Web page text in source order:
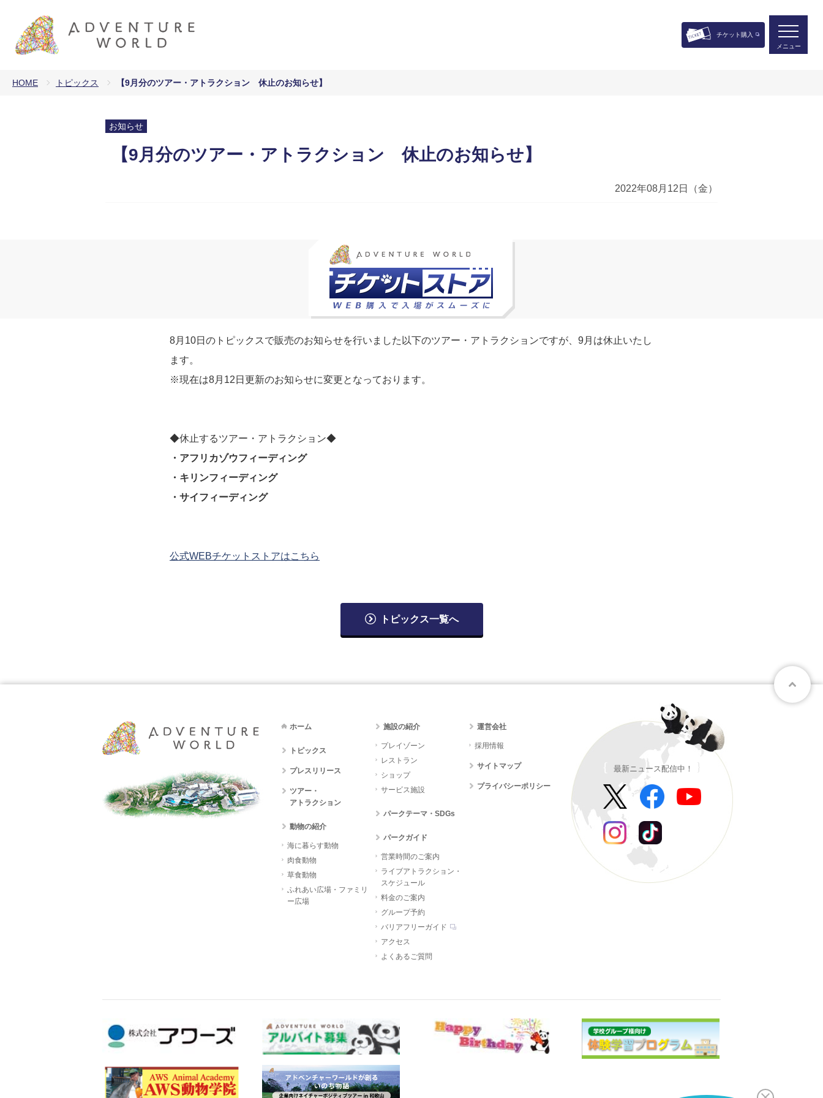
チケット購入
メニュー
HOME トピックス 【9月分のツアー・アトラクション 休止のお知らせ】
お知らせ
【9月分のツアー・アトラクション 休止のお知らせ】
2022年08月12日（金）
8月10日のトピックスで販売のお知らせを行いました以下のツアー・アトラクションですが、9月は休止いたし
ます。
※現在は8月12日更新のお知らせに変更となっております。
◆休止するツアー・アトラクション◆
・アフリカゾウフィーディング
・キリンフィーディング
・サイフィーディング
公式WEBチケットストアはこちら
トピックス一覧へ
ホーム
トピックス
プレスリリース
ツアー・
アトラクション
動物の紹介
海に暮らす動物
肉食動物
草食動物
ふれあい広場・ファミリ
ー広場
施設の紹介
プレイゾーン
レストラン
ショップ
サービス施設
パークテーマ・SDGs
パークガイド
営業時間のご案内
ライブアトラクション・
スケジュール
料金のご案内
グループ予約
バリアフリーガイド
アクセス
よくあるご質問
運営会社
採用情報
サイトマップ
プライバシーポリシー
最新ニュース配信中！